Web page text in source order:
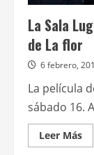
La Sala
de La flor
6 febrero,
La película
sábado 16.
Leer Más